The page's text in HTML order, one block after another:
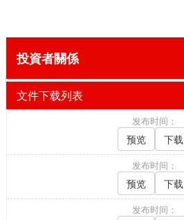
投資者關係
文件下载列表
发布时间：
预览 下载
发布时间：
预览 下载
发布时间：